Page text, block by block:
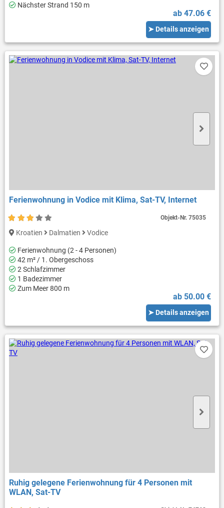
Nächster Strand 150 m
ab 47.06 €
➤ Details anzeigen
Ferienwohnung in Vodice mit Klima, Sat-TV, Internet
Kroatien Dalmatien Vodice
Ferienwohnung (2 - 4 Personen)
42 m² / 1. Obergeschoss
2 Schlafzimmer
1 Badezimmer
Zum Meer 800 m
ab 50.00 €
➤ Details anzeigen
Objekt-Nr.75035
Ruhig gelegene Ferienwohnung für 4 Personen mit
WLAN, Sat-TV